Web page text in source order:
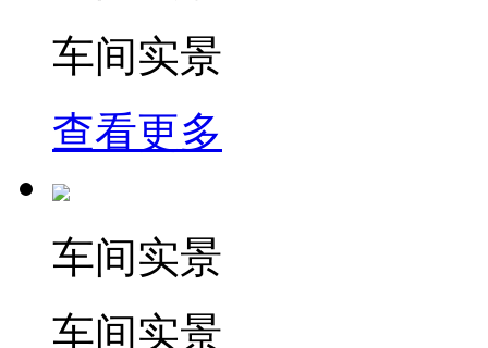
车间实景
查看更多
车间实景
车间实景